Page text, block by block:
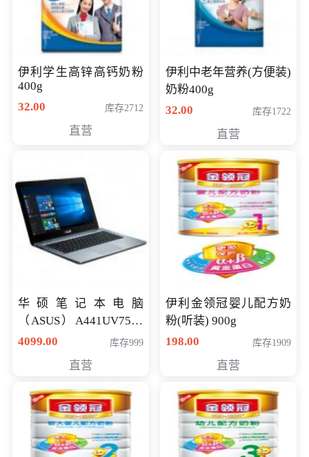
伊利学生高锌高钙奶粉
400g
32.00
库存2712
直营
伊利中老年营养(方便装)
奶粉400g
32.00
库存1722
直营
华硕笔记本电脑
（ASUS）A441UV7500
顽石（7代i7-7500U 4G
4099.00 库存999
直营
伊利金领冠婴儿配方奶
粉(听装) 900g
198.00
库存1909
直营